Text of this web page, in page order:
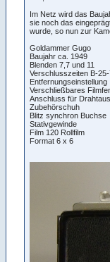
Im Netz wird das
sie noch das
wurde, so nun zur
Goldammer Gugo
Baujahr ca. 1949
Blenden 7,7 und 11
Verschlusszeiten B-
Verschließbares
Anschluss für
Zubehörschuh
Blitz synchron Buchse
Stativgewinde
Film 120 Rollfilm
Format 6 x 6